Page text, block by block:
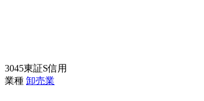
3045東証S信用
業種 卸売業